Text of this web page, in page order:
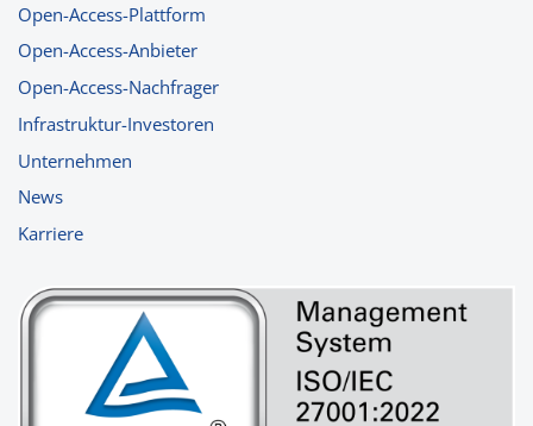
Open-Access-Plattform
Open-Access-Anbieter
Open-Access-Nachfrager
Infrastruktur-Investoren
Unternehmen
News
Karriere